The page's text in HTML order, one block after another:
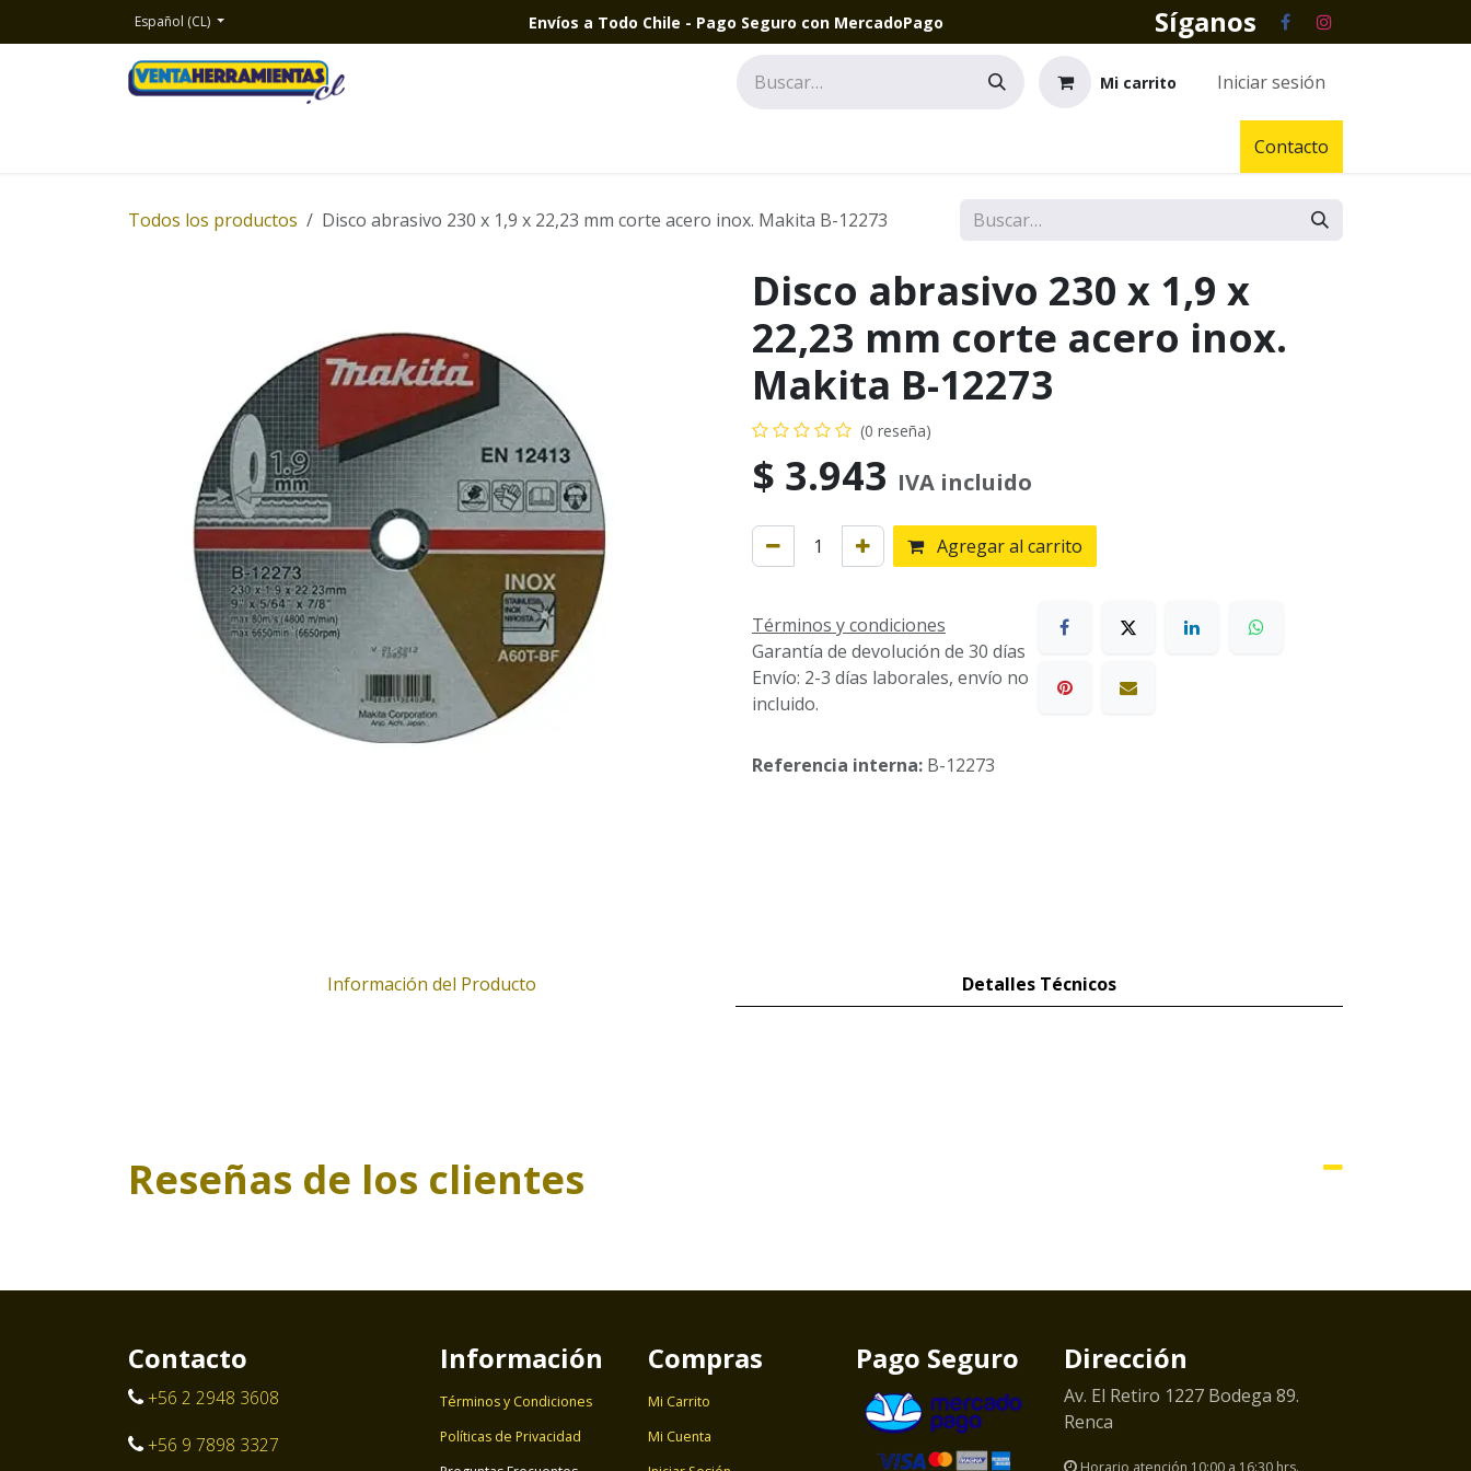
Español (CL) Envíos a Todo Chile - Pago Seguro con MercadoPago Síganos
Mi carrito Iniciar sesión
Contacto
Todos los productos Disco abrasivo 230 x 1,9 x 22,23 mm corte acero inox. Makita B-12273
Disco abrasivo 230 x 1,9 x
22,23 mm corte acero inox.
Makita B-12273
(0 reseña)
$ 3.943 IVA incluido
Agregar al carrito
Términos y condiciones
Garantía de devolución de 30 días
Envío: 2-3 días laborales, envío no
incluido.
Referencia interna: B-12273
Información del Producto Detalles Técnicos
Reseñas de los clientes
Contacto
+56 2 2948 3608
+56 9 7898 3327
Información
Términos y Condiciones
Políticas de Privacidad
Compras
Mi Carrito
Mi Cuenta
Pago Seguro Dirección
Av. El Retiro 1227 Bodega 89.
Renca
Horario atención 10:00 a 16:30 hrs.